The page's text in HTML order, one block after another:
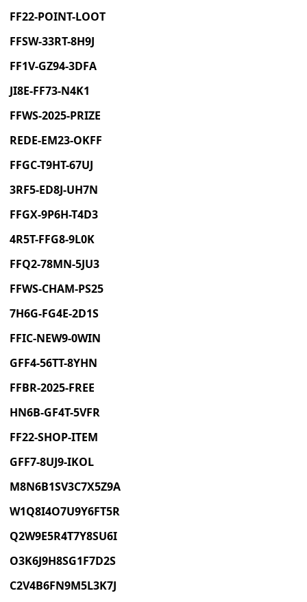
FF22-POINT-LOOT
FFSW-33RT-8H9J
FF1V-GZ94-3DFA
JI8E-FF73-N4K1
FFWS-2025-PRIZE
REDE-EM23-OKFF
FFGC-T9HT-67UJ
3RF5-ED8J-UH7N
FFGX-9P6H-T4D3
4R5T-FFG8-9L0K
FFQ2-78MN-5JU3
FFWS-CHAM-PS25
7H6G-FG4E-2D1S
FFIC-NEW9-0WIN
GFF4-56TT-8YHN
FFBR-2025-FREE
HN6B-GF4T-5VFR
FF22-SHOP-ITEM
GFF7-8UJ9-IKOL
M8N6B1SV3C7X5Z9A
W1Q8I4O7U9Y6FT5R
Q2W9E5R4T7Y8SU6I
O3K6J9H8SG1F7D2S
C2V4B6FN9M5L3K7J